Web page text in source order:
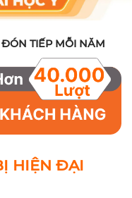
ĐÓN TIẾP MỖI NĂM
HIỆN ĐẠI